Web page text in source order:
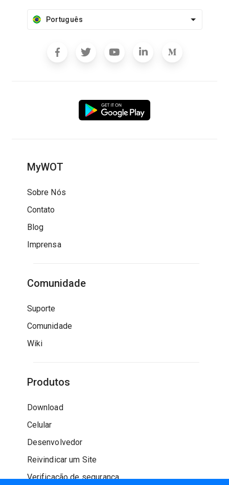
Português
MyWOT
Sobre Nós
Contato
Blog
Imprensa
Comunidade
Suporte
Comunidade
Wiki
Produtos
Download
Celular
Desenvolvedor
Reivindicar um Site
Verificação de segurança